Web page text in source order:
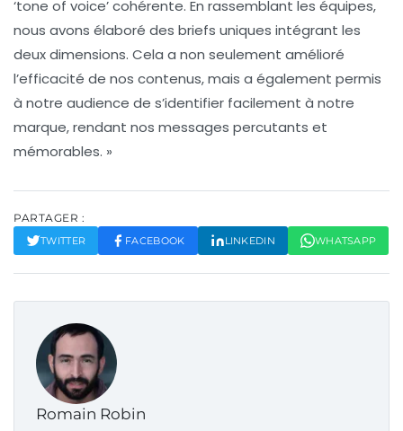
‘tone of voice’ cohérente. En rassemblant les équipes,
nous avons élaboré des briefs uniques intégrant les
deux dimensions. Cela a non seulement amélioré
l’efficacité de nos contenus, mais a également permis
à notre audience de s’identifier facilement à notre
marque, rendant nos messages percutants et
mémorables. »
PARTAGER :
TWITTER FACEBOOK LINKEDIN WHATSAPP
Romain Robin